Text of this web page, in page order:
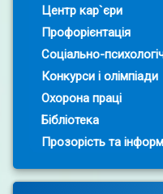
Центр кар`єри
Профорієнтація
Соціально-
Конкурси і олімпіади
Охорона праці
Бібліотека
Прозорість та